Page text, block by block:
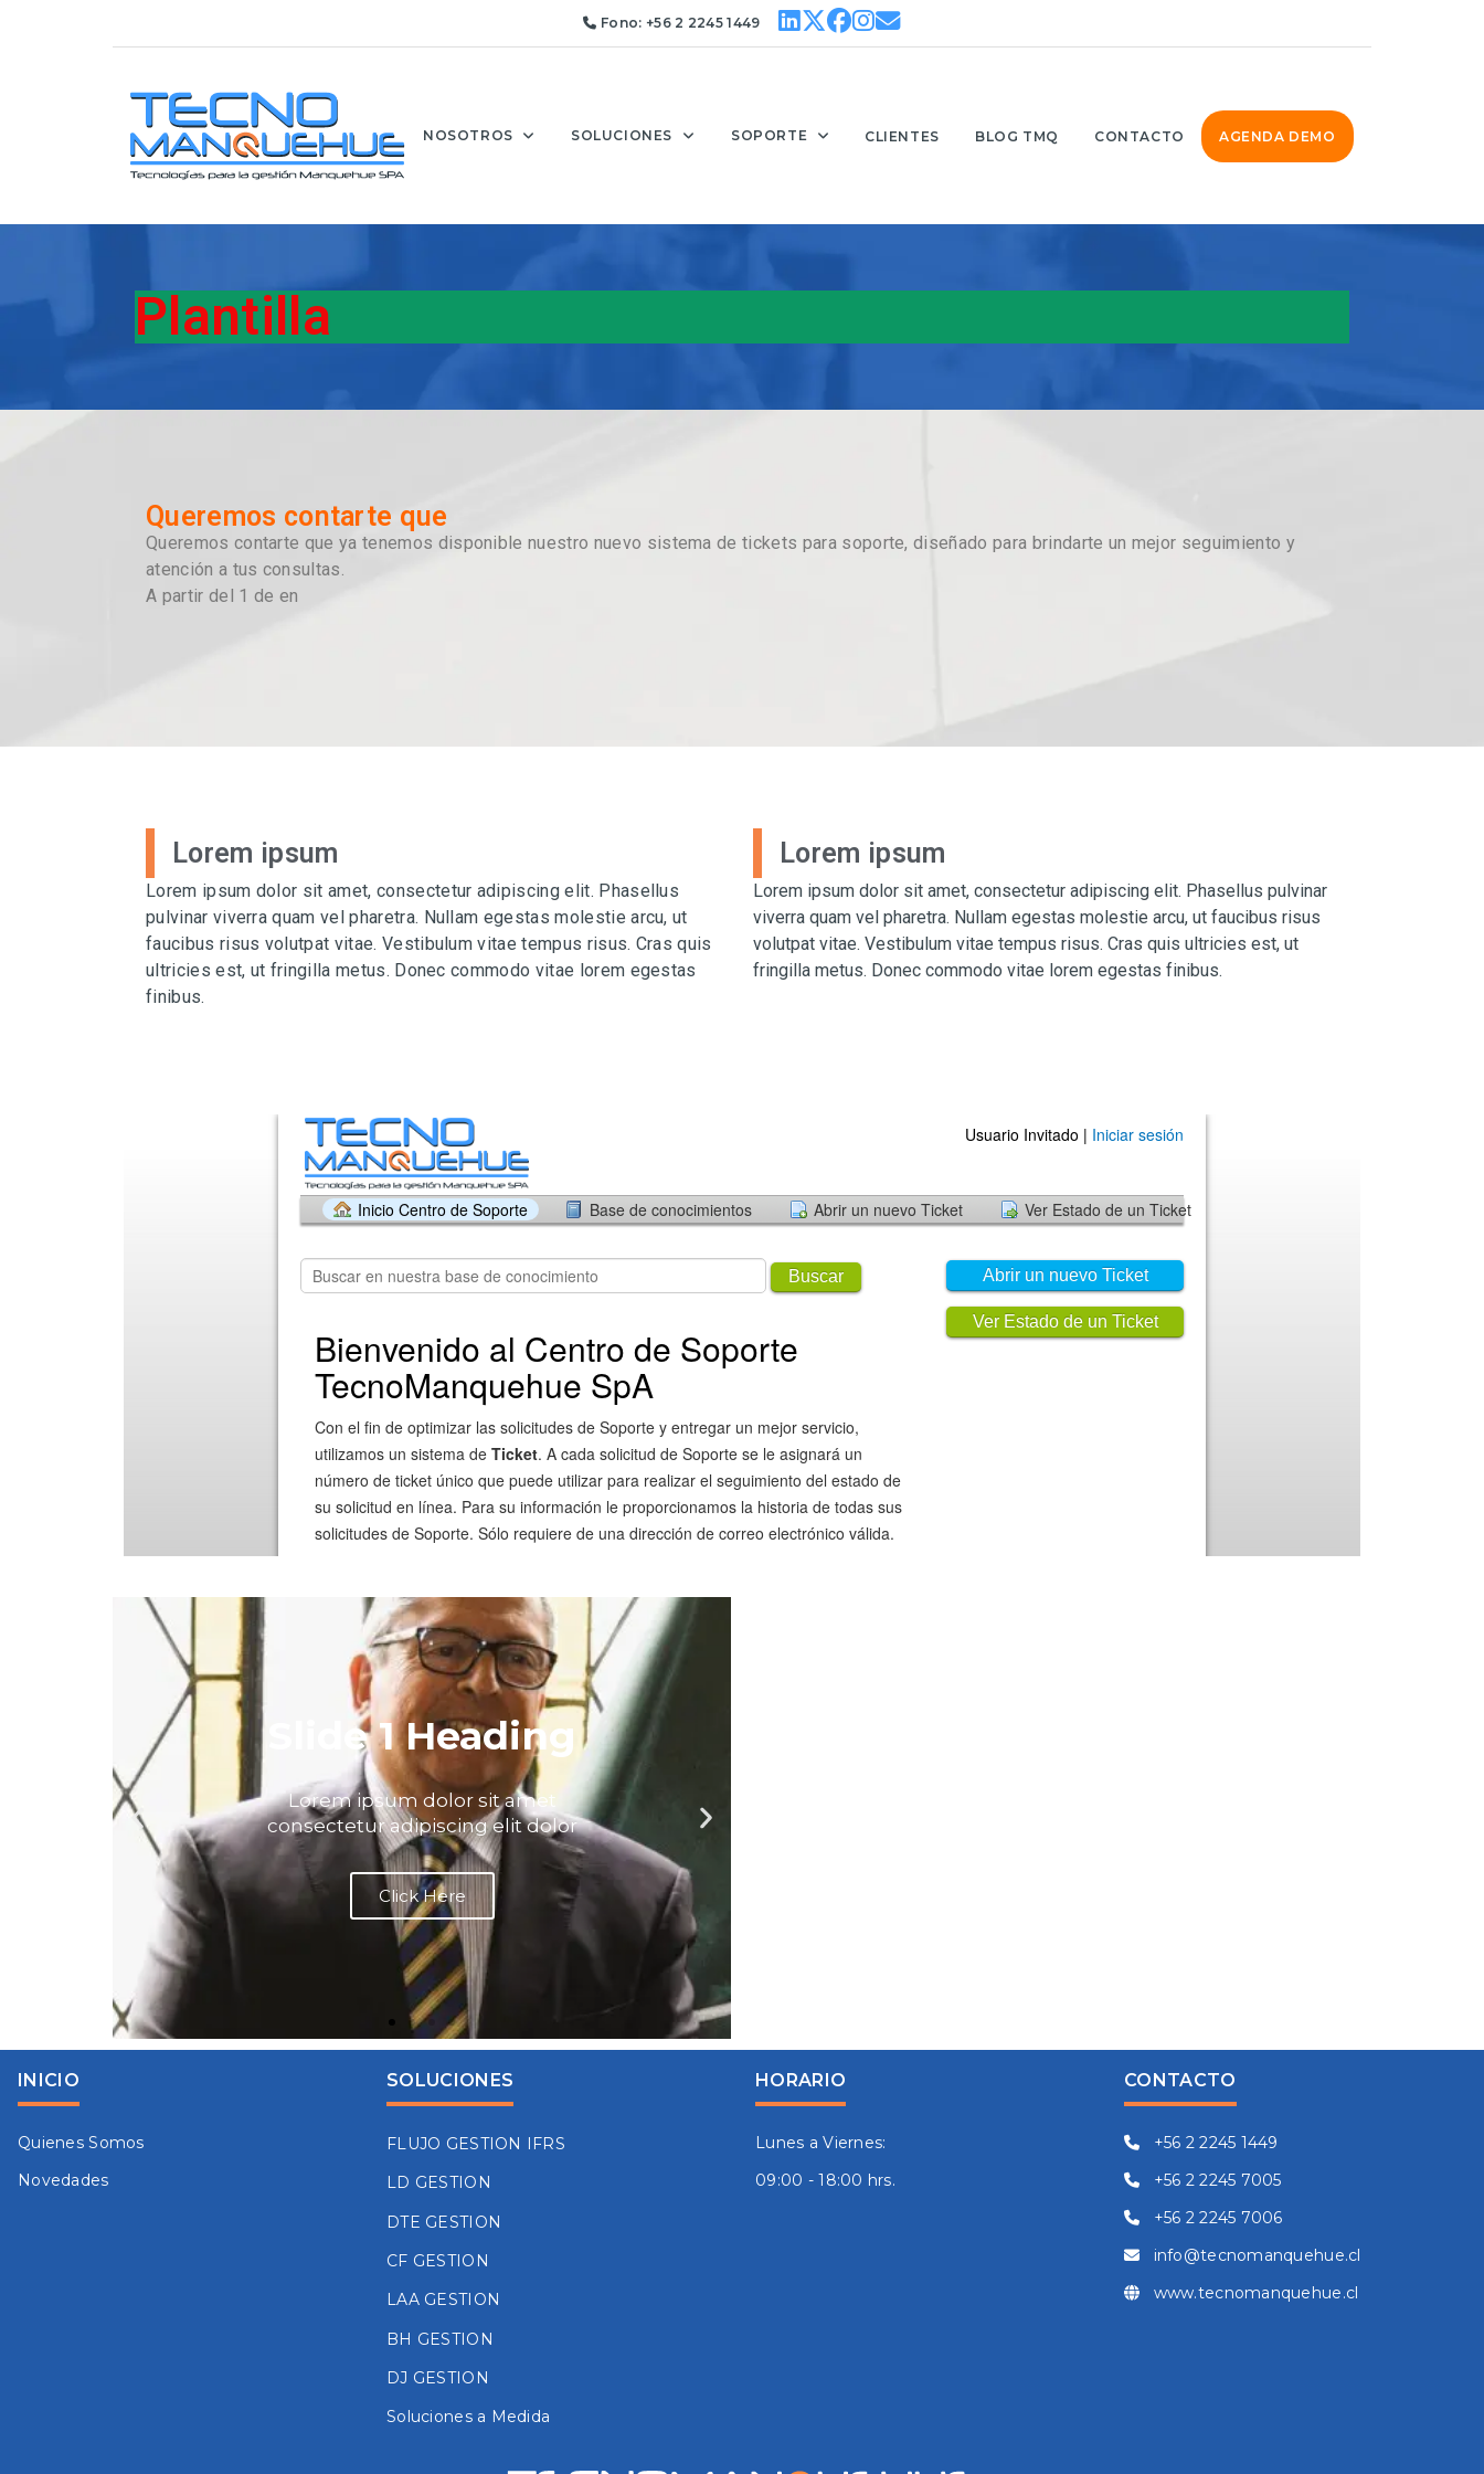
Fono: +56 2 2245 1449
NOSOTROS SOLUCIONES SOPORTE CLIENTES BLOG TMQ CONTACTO AGENDA DEMO
Plantilla
Queremos contarte que
Queremos contarte que ya tenemos disponible nuestro nuevo sistema de tickets para soporte, diseñado para brindarte un mejor seguimiento y
atención a tus consultas.
A partir del 1 de en
Lorem ipsum
Lorem ipsum dolor sit amet, consectetur adipiscing elit. Phasellus
pulvinar viverra quam vel pharetra. Nullam egestas molestie arcu, ut
faucibus risus volutpat vitae. Vestibulum vitae tempus risus. Cras quis
ultricies est, ut fringilla metus. Donec commodo vitae lorem egestas
finibus.
Lorem ipsum
Lorem ipsum dolor sit amet, consectetur adipiscing elit. Phasellus pulvinar
viverra quam vel pharetra. Nullam egestas molestie arcu, ut faucibus risus
volutpat vitae. Vestibulum vitae tempus risus. Cras quis ultricies est, ut
fringilla metus. Donec commodo vitae lorem egestas finibus.
INICIO
Quienes Somos
Novedades
SOLUCIONES
FLUJO GESTION IFRS
LD GESTION
DTE GESTION
CF GESTION
LAA GESTION
BH GESTION
DJ GESTION
Soluciones a Medida
HORARIO
Lunes a Viernes:
09:00 - 18:00 hrs.
CONTACTO
+56 2 2245 1449
+56 2 2245 7005
+56 2 2245 7006
info@tecnomanquehue.cl
www.tecnomanquehue.cl